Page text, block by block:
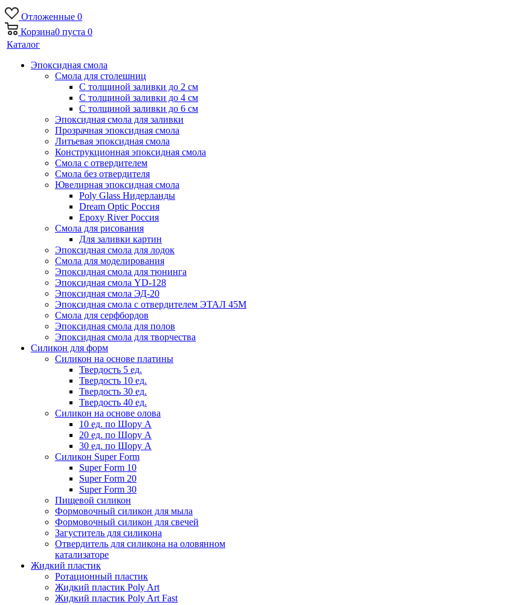
Отложенные 0
Корзина0 пуста 0
Каталог
Эпоксидная смола
Смола для столешниц
С толщиной заливки до 2 см
С толщиной заливки до 4 см
С толщиной заливки до 6 см
Эпоксидная смола для заливки
Прозрачная эпоксидная смола
Литьевая эпоксидная смола
Конструкционная эпоксидная смола
Смола с отвердителем
Смола без отвердителя
Ювелирная эпоксидная смола
Poly Glass Нидерланды
Dream Optic Россия
Epoxy River Россия
Смола для рисования
Для заливки картин
Эпоксидная смола для лодок
Смола для моделирования
Эпоксидная смола для тюнинга
Эпоксидная смола YD-128
Эпоксидная смола ЭД-20
Эпоксидная смола с отвердителем ЭТАЛ 45М
Смола для серфбордов
Эпоксидная смола для полов
Эпоксидная смола для творчества
Силикон для форм
Силикон на основе платины
Твердость 5 ед.
Твердость 10 ед.
Твердость 30 ед.
Твердость 40 ед.
Силикон на основе олова
10 ед. по Шору А
20 ед. по Шору А
30 ед. по Шору А
Силикон Super Form
Super Form 10
Super Form 20
Super Form 30
Пищевой силикон
Формовочный силикон для мыла
Формовочный силикон для свечей
Загуститель для силикона
Отвердитель для силикона на оловянном
катализаторе
Жидкий пластик
Ротационный пластик
Жидкий пластик Poly Art
Жидкий пластик Poly Art Fast